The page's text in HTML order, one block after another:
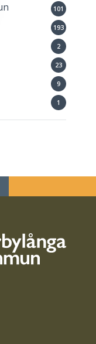
101
193
2
23
9
1